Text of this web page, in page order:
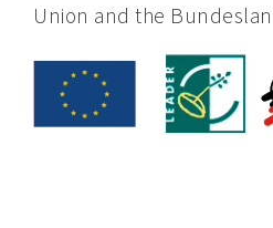
Union and the